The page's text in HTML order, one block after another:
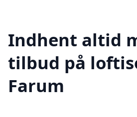
Indhent altid
tilbud på
Farum